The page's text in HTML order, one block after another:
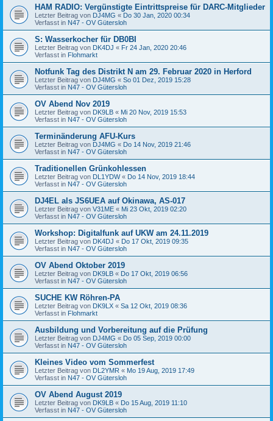
HAM RADIO: Vergünstigte Eintrittspreise für DARC-Mitglieder
Letzter Beitrag von DJ4MG « Do 30 Jan, 2020 00:34
Verfasst in N47 - OV Gütersloh
S: Wasserkocher für DB0BI
Letzter Beitrag von DK4DJ « Fr 24 Jan, 2020 20:46
Verfasst in Flohmarkt
Notfunk Tag des Distrikt N am 29. Februar 2020 in Herford
Letzter Beitrag von DJ4MG « So 01 Dez, 2019 15:28
Verfasst in N47 - OV Gütersloh
OV Abend Nov 2019
Letzter Beitrag von DK9LB « Mi 20 Nov, 2019 15:53
Verfasst in N47 - OV Gütersloh
Terminänderung AFU-Kurs
Letzter Beitrag von DJ4MG « Do 14 Nov, 2019 21:46
Verfasst in N47 - OV Gütersloh
Traditionellen Grünkohlessen
Letzter Beitrag von DL1YDW« Do 14 Nov, 2019 18:44
Verfasst in N47 - OV Gütersloh
DJ4EL als JS6UEA auf Okinawa, AS-017
Letzter Beitrag von V31ME « Mi 23 Okt, 2019 02:20
Verfasst in N47 - OV Gütersloh
Workshop: Digitalfunk auf UKW am 24.11.2019
Letzter Beitrag von DK4DJ « Do 17 Okt, 2019 09:35
Verfasst in N47 - OV Gütersloh
OV Abend Oktober 2019
Letzter Beitrag von DK9LB « Do 17 Okt, 2019 06:56
Verfasst in N47 - OV Gütersloh
SUCHE KW Röhren-PA
Letzter Beitrag von DK9LX « Sa 12 Okt, 2019 08:36
Verfasst in Flohmarkt
Ausbildung und Vorbereitung auf die Prüfung
Letzter Beitrag von DJ4MG « Do 05 Sep, 2019 00:00
Verfasst in N47 - OV Gütersloh
Kleines Video vom Sommerfest
Letzter Beitrag von DL2YMR « Mo 19 Aug, 2019 17:49
Verfasst in N47 - OV Gütersloh
OV Abend August 2019
Letzter Beitrag von DK9LB « Do 15 Aug, 2019 11:10
Verfasst in N47 - OV Gütersloh